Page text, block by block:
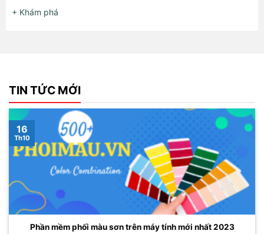
+ Khám phá
TIN TỨC MỚI
Phần mềm phối màu sơn trên máy tính mới nhất 2023
16
Th10